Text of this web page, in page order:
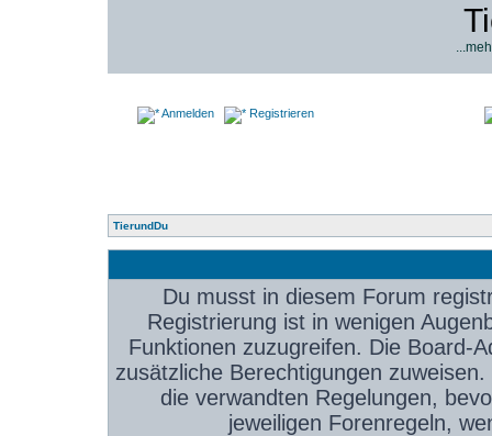
Anmelden Registrieren
TierundDu
Du musst in diesem Forum
Registrierung ist in wenigen
Funktionen zuzugreifen. Die Board-
zusätzliche Berechtigungen
die verwandten Regelungen,
jeweiligen Forenregeln,